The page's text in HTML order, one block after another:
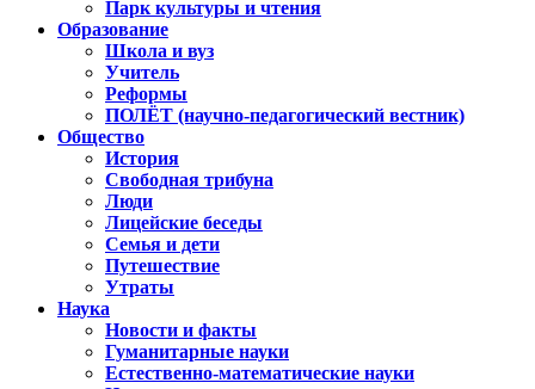
Парк культуры и чтения
Образование
Школа и вуз
Учитель
Реформы
ПОЛЁТ (научно-педагогический вестник)
Общество
История
Свободная трибуна
Люди
Лицейские беседы
Семья и дети
Путешествие
Утраты
Наука
Новости и факты
Гуманитарные науки
Естественно-математические науки